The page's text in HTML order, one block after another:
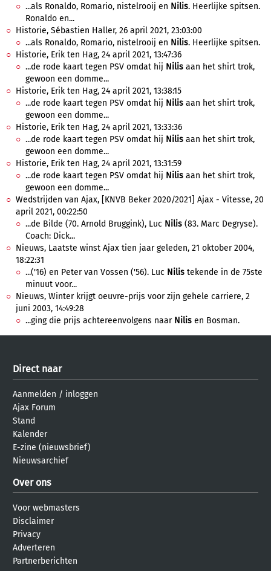
...als Ronaldo, Romario, nistelrooij en Nilis. Heerlijke spitsen.
Ronaldo en...
Historie, Sébastien Haller, 26 april 2021, 23:03:00
...als Ronaldo, Romario, nistelrooij en Nilis. Heerlijke spitsen.
Historie, Erik ten Hag, 24 april 2021, 13:47:36
...de rode kaart tegen PSV omdat hij Nilis aan het shirt trok,
gewoon een domme...
Historie, Erik ten Hag, 24 april 2021, 13:38:15
...de rode kaart tegen PSV omdat hij Nilis aan het shirt trok,
gewoon een domme...
Historie, Erik ten Hag, 24 april 2021, 13:33:36
...de rode kaart tegen PSV omdat hij Nilis aan het shirt trok,
gewoon een domme...
Historie, Erik ten Hag, 24 april 2021, 13:31:59
...de rode kaart tegen PSV omdat hij Nilis aan het shirt trok,
gewoon een domme...
Wedstrijden van Ajax, [KNVB Beker 2020/2021] Ajax - Vitesse, 20
april 2021, 00:22:50
...de Bilde (70. Arnold Bruggink), Luc Nilis (83. Marc Degryse).
Coach: Dick...
Nieuws, Laatste winst Ajax tien jaar geleden, 21 oktober 2004,
18:22:31
...('16) en Peter van Vossen ('56). Luc Nilis tekende in de 75ste
minuut voor...
Nieuws, Winter krijgt oeuvre-prijs voor zijn gehele carriere, 2
juni 2003, 14:49:28
...ging die prijs achtereenvolgens naar Nilis en Bosman.
Direct naar
Aanmelden / inloggen
Ajax Forum
Stand
Kalender
E-zine (nieuwsbrief)
Nieuwsarchief
Over ons
Voor webmasters
Disclaimer
Privacy
Adverteren
Partnerberichten